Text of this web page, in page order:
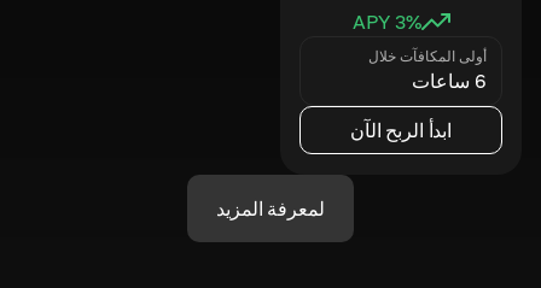
3% APY
أولى المكافآت خلال
6 ساعات
ابدأ الربح الآن
لمعرفة المزيد